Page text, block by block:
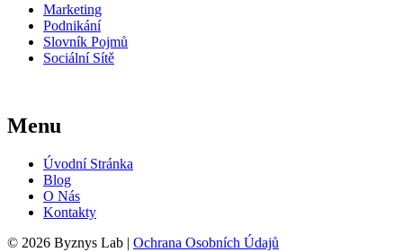
Marketing
Podnikání
Slovník Pojmů
Sociální Sítě
Menu
Úvodní Stránka
Blog
O Nás
Kontakty
© 2026 Byznys Lab | Ochrana Osobních Údajů